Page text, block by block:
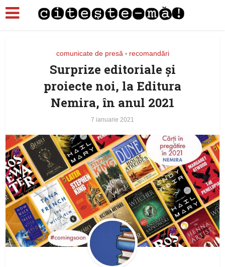
comunicate de presă • recomandări
Surprize editoriale și
proiecte noi, la Editura
Nemira, în anul 2021
7 ianuarie 2021